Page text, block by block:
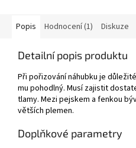
Popis
Hodnocení (1) Diskuze
Detailní popis produktu
Při pořizování náhubku je
mu pohodlný. Musí zajistit
tlamy. Mezi pejskem a fenkou
větších plemen.
Doplňkové parametry